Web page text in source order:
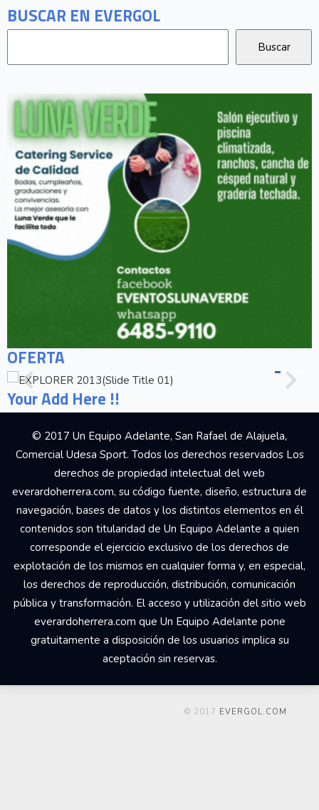
BUSCAR EN EVERGOL
OFERTA
Your Add Here !!
© 2017 Un Equipo Adelante, San Rafael de Alajuela,
Comercial Udesa Sport. Todos los derechos reservados Los
derechos de propiedad intelectual del web
everardoherrera.com, su código fuente, diseño, estructura de
navegación, bases de datos y los distintos elementos en él
contenidos son titularidad de Un Equipo Adelante a quien
corresponde el ejercicio exclusivo de los derechos de
explotación de los mismos en cualquier forma y, en especial,
los derechos de reproducción, distribución, comunicación
pública y transformación. El acceso y utilización del sitio web
everardoherrera.com que Un Equipo Adelante pone
gratuitamente a disposición de los usuarios implica su
aceptación sin reservas.
© 2017 EVERGOL.COM